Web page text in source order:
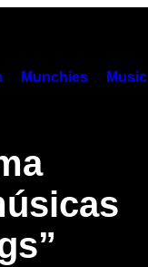
Munchies Music